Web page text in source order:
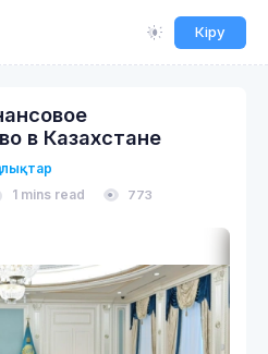
Кіру
в Казахстане
1 mins read 773